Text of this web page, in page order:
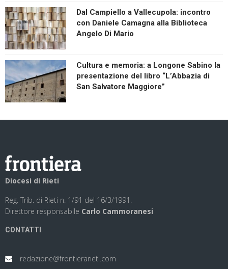
Dal Campiello a Vallecupola: incontro
con Daniele Camagna alla Biblioteca
Angelo Di Mario
Cultura e memoria: a Longone Sabino la
presentazione del libro “L’Abbazia di
San Salvatore Maggiore”
Diocesi di Rieti
Reg. Trib. di Rieti n. 1/91 del 16/3/1991.
Direttore responsabile Carlo Cammoranesi
CONTATTI
redazione@frontierarieti.com